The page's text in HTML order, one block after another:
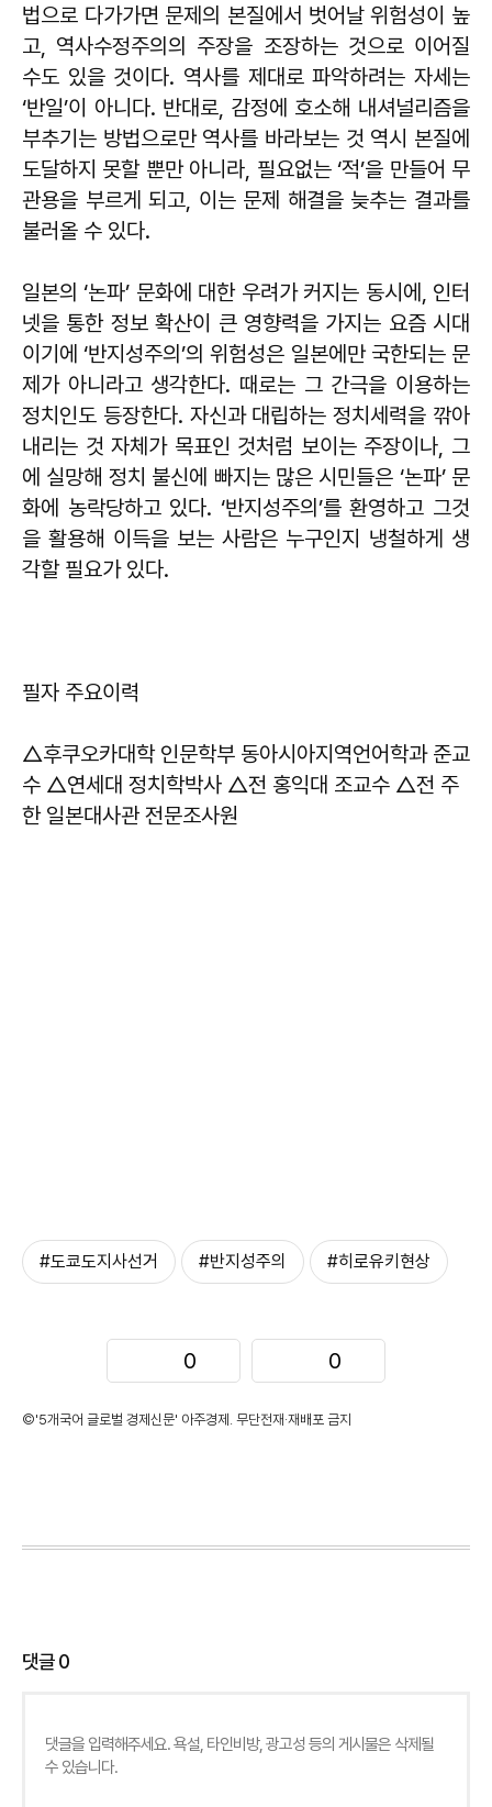
법으로 다가가면 문제의 본질에서 벗어날 위험성이 높
고, 역사수정주의의 주장을 조장하는 것으로 이어질
수도 있을 것이다. 역사를 제대로 파악하려는 자세는
‘반일’이 아니다. 반대로, 감정에 호소해 내셔널리즘을
부추기는 방법으로만 역사를 바라보는 것 역시 본질에
도달하지 못할 뿐만 아니라, 필요없는 ‘적’을 만들어 무
관용을 부르게 되고, 이는 문제 해결을 늦추는 결과를
불러올 수 있다.
일본의 ‘논파’ 문화에 대한 우려가 커지는 동시에, 인터
넷을 통한 정보 확산이 큰 영향력을 가지는 요즘 시대
이기에 ‘반지성주의’의 위험성은 일본에만 국한되는 문
제가 아니라고 생각한다. 때로는 그 간극을 이용하는
정치인도 등장한다. 자신과 대립하는 정치세력을 깎아
내리는 것 자체가 목표인 것처럼 보이는 주장이나, 그
에 실망해 정치 불신에 빠지는 많은 시민들은 ‘논파’ 문
화에 농락당하고 있다. ‘반지성주의’를 환영하고 그것
을 활용해 이득을 보는 사람은 누구인지 냉철하게 생
각할 필요가 있다.
필자 주요이력
△후쿠오카대학 인문학부 동아시아지역언어학과 준교
수 △연세대 정치학박사 △전 홍익대 조교수 △전 주
한 일본대사관 전문조사원
#도쿄도지사선거 #반지성주의 #히로유키현상
0 0
©'5개국어 글로벌 경제신문' 아주경제. 무단전재·재배포 금지
댓글0